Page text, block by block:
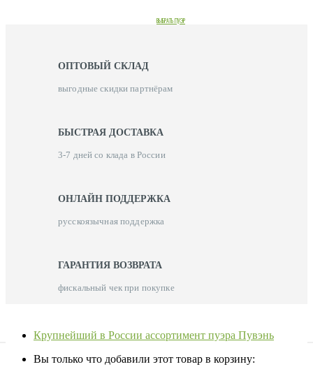
ВЫБРАТЬ ПУЭР
ОПТОВЫЙ СКЛАД
выгодные скидки партнёрам
БЫСТРАЯ ДОСТАВКА
3-7 дней со клада в России
ОНЛАЙН ПОДДЕРЖКА
русскоязычная поддержка
ГАРАНТИЯ ВОЗВРАТА
фискальный чек при покупке
Крупнейший в России ассортимент пуэра Пувэнь
Вы только что добавили этот товар в корзину: